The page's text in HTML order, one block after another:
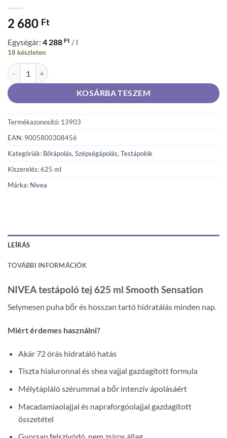
2 680 Ft
Egységár: 4 288 Ft / l
18 készleten
NIVEA testápoló tej 625 ml Smooth Sensation mennyiség
KOSÁRBA TESZEM
Termékazonosító: 13903
EAN: 9005800308456
Kategóriák: Bőrápolás, Szépségápolás, Testápolók
Kiszerelés: 625 ml
Márka: Nivea
LEÍRÁS
TOVÁBBI INFORMÁCIÓK
NIVEA testápoló tej 625 ml Smooth Sensation
Selymesen puha bőr és hosszan tartó hidratálás minden nap.
Miért érdemes használni?
Akár 72 órás hidratáló hatás
Tiszta hialuronnal és shea vajjal gazdagított formula
Mélytápláló szérummal a bőr intenzív ápolásáért
Macadamiaolajjal és napraforgóolajjal gazdagított
összetétel